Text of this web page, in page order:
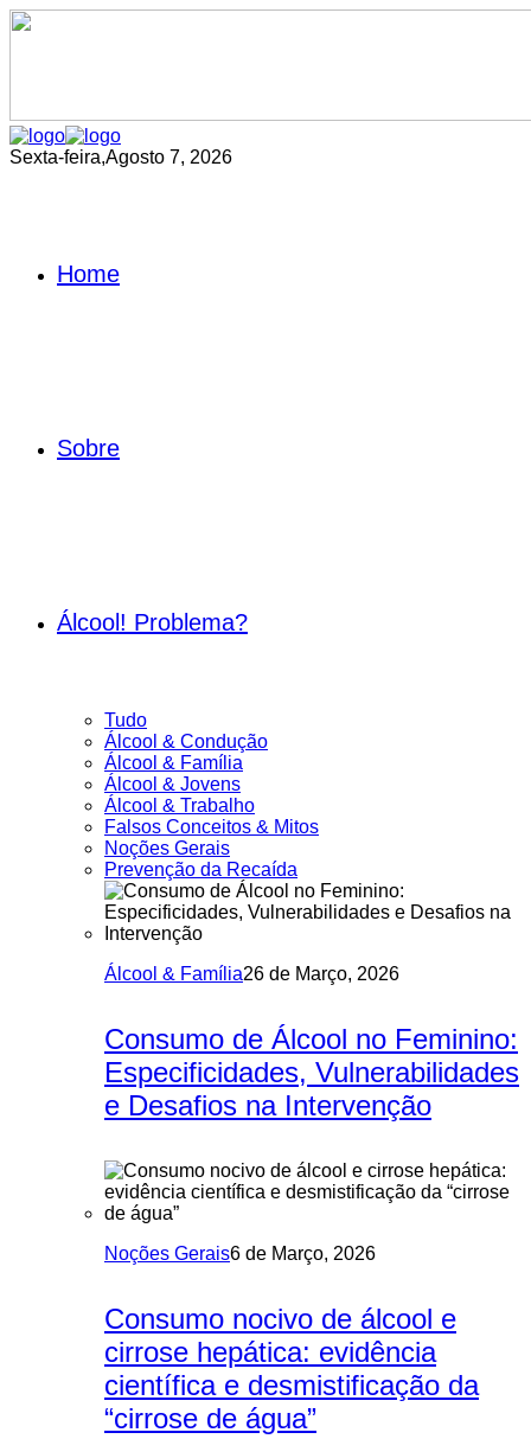
Sexta-feira,Agosto 7, 2026
Home
Sobre
Álcool! Problema?
Tudo
Álcool & Condução
Álcool & Família
Álcool & Jovens
Álcool & Trabalho
Falsos Conceitos & Mitos
Noções Gerais
Prevenção da Recaída
Álcool & Família26 de Março, 2026
Consumo de Álcool no Feminino:
Especificidades, Vulnerabilidades
e Desafios na Intervenção
Noções Gerais6 de Março, 2026
Consumo nocivo de álcool e
cirrose hepática: evidência
científica e desmistificação da
“cirrose de água”